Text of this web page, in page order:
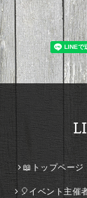
📖トップページ
🎈イベント主催